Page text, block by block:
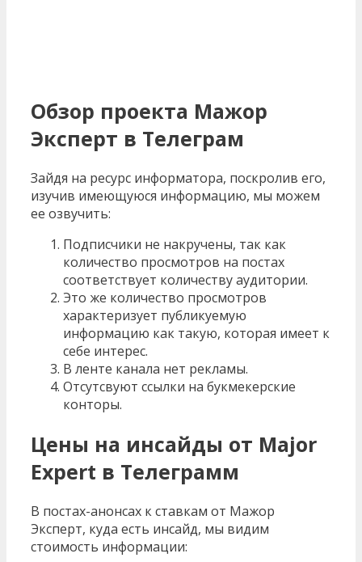
Обзор проекта Мажор
Эксперт в Телеграм
Зайдя на ресурс информатора, поскролив его,
изучив имеющуюся информацию, мы можем
ее озвучить:
Подписчики не накручены, так как
количество просмотров на постах
соответствует количеству аудитории.
Это же количество просмотров
характеризует публикуемую
информацию как такую, которая имеет к
себе интерес.
В ленте канала нет рекламы.
Отсутсвуют ссылки на букмекерские
конторы.
Цены на инсайды от Major
Expert в Телеграмм
В постах-анонсах к ставкам от Мажор
Эксперт, куда есть инсайд, мы видим
стоимость информации: